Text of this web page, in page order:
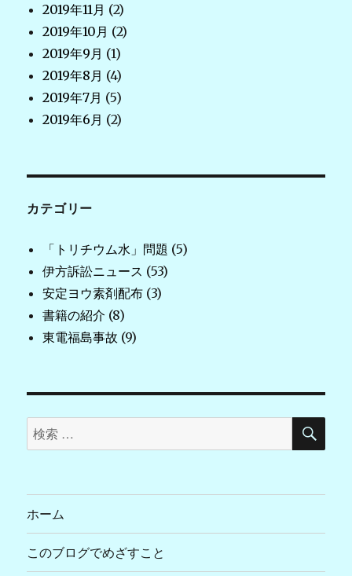
2019年11月 (2)
2019年10月 (2)
2019年9月 (1)
2019年8月 (4)
2019年7月 (5)
2019年6月 (2)
カテゴリー
「トリチウム水」問題 (5)
伊方訴訟ニュース (53)
安定ヨウ素剤配布 (3)
書籍の紹介 (8)
東電福島事故 (9)
検
索
象:
検
ホーム
このブログでめざすこと